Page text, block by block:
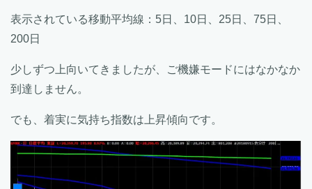
表示されている移動平均線：5日、10日、25日、75日、
200日
少しずつ上向いてきましたが、ご機嫌モードにはなかなか
到達しません。
でも、着実に気持ち指数は上昇傾向です。